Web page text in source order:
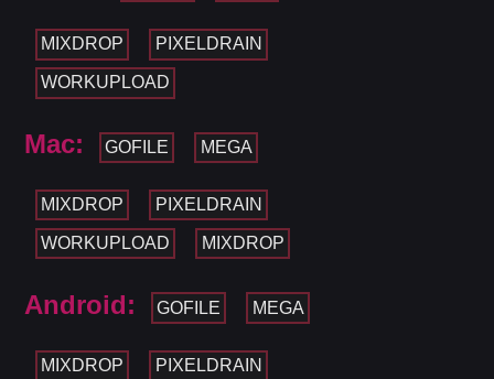
MIXDROP PIXELDRAIN
WORKUPLOAD
Mac: GOFILE MEGA
MIXDROP PIXELDRAIN
WORKUPLOAD MIXDROP
Android: GOFILE MEGA
MIXDROP PIXELDRAIN